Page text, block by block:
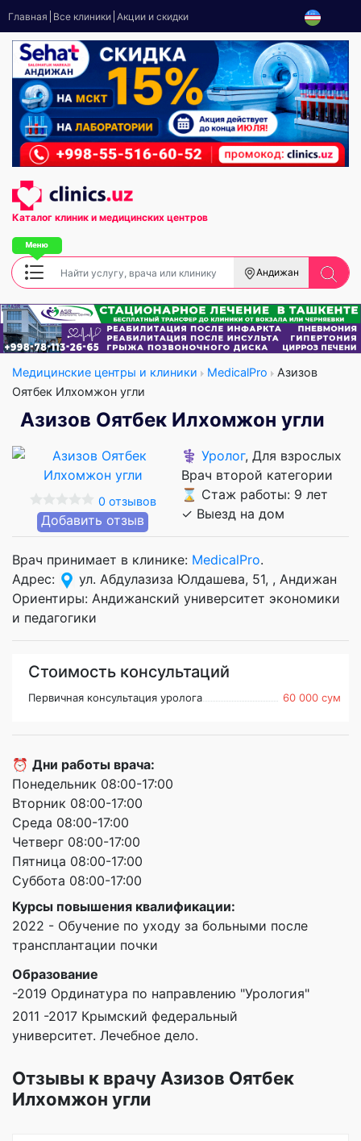
Главная Все клиники Акции и скидки
Каталог клиник и медицинских центров
Андижан
Медицинские центры и клиники MedicalPro
Азизов
Оятбек Илхомжон угли
Азизов Оятбек Илхомжон угли
0 отзывов
Добавить отзыв
⚕️ Уролог, Для взрослых
Врач второй категории
⌛ Стаж работы: 9 лет
✓ Выезд на дом
Врач принимает в клинике: MedicalPro.
Адрес:
ул. Абдулазиза Юлдашева, 51, , Андижан
Ориентиры: Андижанский университет экономики
и педагогики
Стоимость консультаций
Первичная консультация уролога 60 000 сум
⏰ Дни работы врача:
Понедельник 08:00-17:00
Вторник 08:00-17:00
Среда 08:00-17:00
Четверг 08:00-17:00
Пятница 08:00-17:00
Суббота 08:00-17:00
Курсы повышения квалификации:
2022 - Обучение по уходу за больными после
трансплантации почки
Образование
-2019 Ординатура по направлению "Урология"
2011 -2017 Крымский федеральный
университет. Лечебное дело.
Отзывы к врачу Азизов Оятбек
Илхомжон угли